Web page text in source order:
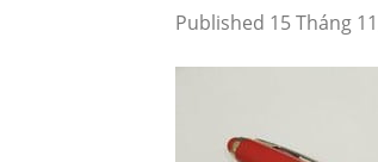
Published 15 Tháng